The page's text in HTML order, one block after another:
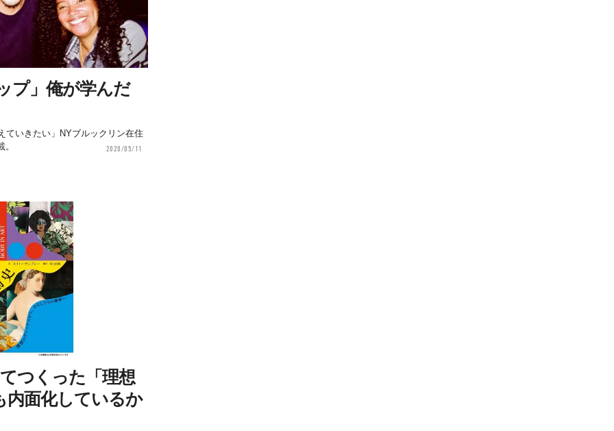
プ」俺が学んだ
ていきたい」NYブルックリン在住
2020/05/11
つくった「理想
内面化しているか